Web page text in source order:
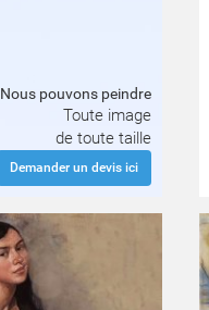
Nous pouvons peindre
Toute image
de toute taille
Demander un devis ici